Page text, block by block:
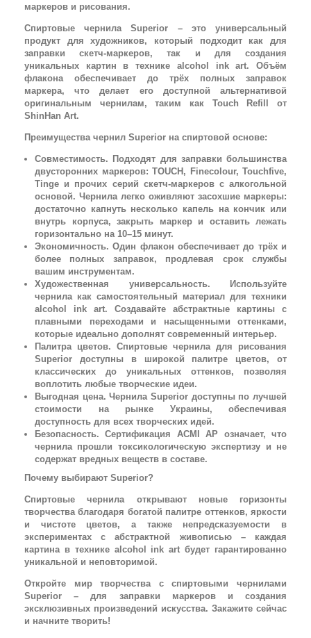
маркеров и рисования.
Спиртовые чернила Superior – это универсальный
продукт для художников, который подходит как для
заправки скетч-маркеров, так и для создания
уникальных картин в технике alcohol ink art. Объём
флакона обеспечивает до трёх полных заправок
маркера, что делает его доступной альтернативой
оригинальным чернилам, таким как Touch Refill от
ShinHan Art.
Преимущества чернил Superior на спиртовой основе:
Совместимость. Подходят для заправки большинства
двусторонних маркеров: TOUCH, Finecolour, Touchfive,
Tinge и прочих серий скетч-маркеров с алкогольной
основой. Чернила легко оживляют засохшие маркеры:
достаточно капнуть несколько капель на кончик или
внутрь корпуса, закрыть маркер и оставить лежать
горизонтально на 10–15 минут.
Экономичность. Один флакон обеспечивает до трёх и
более полных заправок, продлевая срок службы
вашим инструментам.
Художественная универсальность. Используйте
чернила как самостоятельный материал для техники
alcohol ink art. Создавайте абстрактные картины с
плавными переходами и насыщенными оттенками,
которые идеально дополнят современный интерьер.
Палитра цветов. Спиртовые чернила для рисования
Superior доступны в широкой палитре цветов, от
классических до уникальных оттенков, позволяя
воплотить любые творческие идеи.
Выгодная цена. Чернила Superior доступны по лучшей
стоимости на рынке Украины, обеспечивая
доступность для всех творческих идей.
Безопасность. Сертификация ACMI AP означает, что
чернила прошли токсикологическую экспертизу и не
содержат вредных веществ в составе.
Почему выбирают Superior?
Спиртовые чернила открывают новые горизонты
творчества благодаря богатой палитре оттенков, яркости
и чистоте цветов, а также непредсказуемости в
экспериментах с абстрактной живописью – каждая
картина в технике alcohol ink art будет гарантированно
уникальной и неповторимой.
Откройте мир творчества с спиртовыми чернилами
Superior – для заправки маркеров и создания
эксклюзивных произведений искусства. Закажите сейчас
и начните творить!